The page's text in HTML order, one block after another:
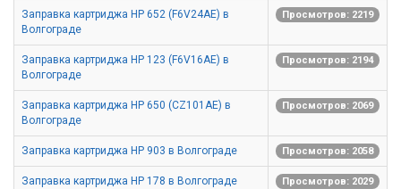
Заправка картриджа HP 652 (F6V24AE) в
Волгограде
Просмотров: 2219
Заправка картриджа HP 123 (F6V16AE) в
Волгограде
Просмотров: 2194
Заправка картриджа HP 650 (CZ101AE) в
Волгограде
Просмотров: 2069
Заправка картриджа HP 903 в Волгограде Просмотров: 2058
Заправка картриджа HP 178 в Волгограде Просмотров: 2029